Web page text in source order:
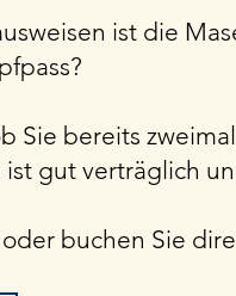
ist die
Sie bereits
gut verträglich
buchen Sie